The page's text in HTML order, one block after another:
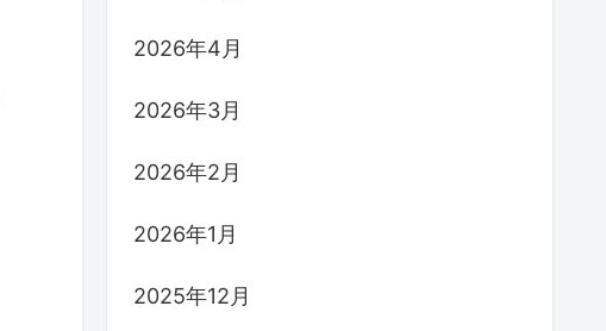
2026年4月
2026年3月
2026年2月
2026年1月
2025年12月